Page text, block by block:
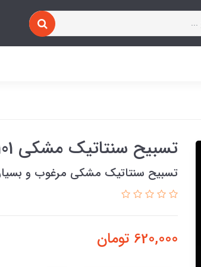
تسبیح سنتاتیک مشکی 101 عددی
تسبیح سنتاتیک مشکی مرغوب و
620,000 تومان